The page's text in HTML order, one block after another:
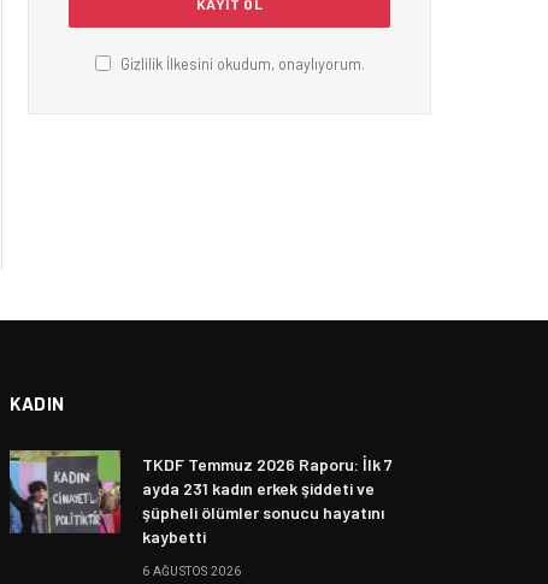
Gizlilik İlkesini okudum, onaylıyorum.
KADIN
TKDF Temmuz 2026 Raporu: İlk 7
ayda 231 kadın erkek şiddeti ve
şüpheli ölümler sonucu hayatını
kaybetti
6 AĞUSTOS 2026